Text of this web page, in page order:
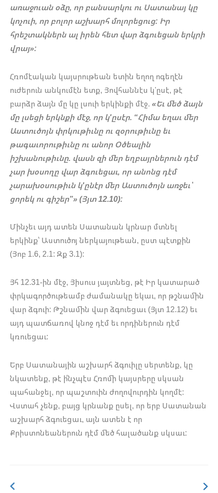
առաջուան օձը, որ բանսարկու ու Սատանայ կը
կոչուի, որ բոլոր աշխարհ մոլորեցուց: Իր
հրեշտակներն ալ իրեն հետ վար ձգուեցան երկրի
վրայ»:
Հռոմէական կայսրութեան ետին եղող ոգեղէն
ուժերուն անկումէն ետք, Յովհաննէս կ'ըսէ, թէ
բարձր ձայն մը կը լսուի երկինքի մէջ. «Եւ մեծ ձայն
մը լսեցի երկնքի մէջ, որ կ'ըսէր. “Հիմա եղաւ մեր
Աստուծոյն փրկութիւնը ու զօրութիւնը եւ
թագաւորութիւնը ու անոր Օծեալին
իշխանութիւնը. վասն զի մեր եղբայրներուն դէմ
չար խօսողը վար ձգուեցաւ, որ անոնց դէմ
չարախօսութիւն կ'ընէր մեր Աստուծոյն առջեւ՝
ցորեկ ու գիշեր”» (Յյտ 12.10):
Մինչեւ այդ ատեն Սատանան կրնար մտնել
երկինք՝ Աստուծոյ ներկայութեան, ըստ պէտքին
(Յոբ 1.6, 2.1: Զք 3.1):
Յհ 12.31-ին մէջ, Յիսուս յայտնեց, թէ Իր կատարած
փրկագործութեամբ ժամանակը եկաւ, որ թշնամին
վար ձգուի: Թշնամին վար ձգուեցաւ (Յյտ 12.12) եւ
այդ պատճառով կնոջ դէմ եւ որդիներուն դէմ
կռուեցաւ:
Երբ Սատանային աշխարհ ձգուիլը սերտենք, կը
նկատենք, թէ ի՛նչպէս Հռոմի կայսրերը սկսան
պահանջել, որ պաշտուին ժողովուրդին կողմէ:
Վստահ չենք, բայց կրնանք ըսել, որ երբ Սատանան
աշխարհ ձգուեցաւ, այն ատեն է որ
Քրիստոնեաներուն դէմ մեծ հալածանք սկսաւ: